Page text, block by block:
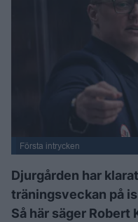
Första intrycken
Djurgården har
träningsveckan på
Så här säger